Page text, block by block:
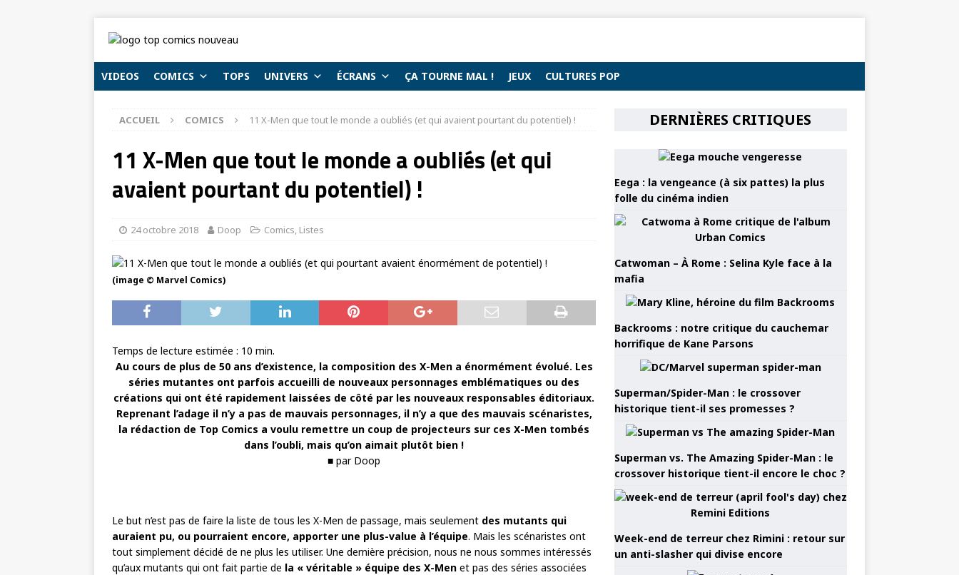
VIDEOS COMICS TOPS UNIVERS ÉCRANS ÇA TOURNE MAL ! JEUX CULTURES POP
ACCUEIL COMICS 11 X-Men que tout le monde a oubliés (et qui avaient pourtant du potentiel) !
11 X-Men que tout le monde a oubliés (et qui
avaient pourtant du potentiel) !
24 octobre 2018 Doop Comics, Listes
(image © Marvel Comics)
Temps de lecture estimée : 10 min.
Au cours de plus de 50 ans d’existence, la composition des X-Men a énormément évolué. Les
séries mutantes ont parfois accueilli de nouveaux personnages emblématiques ou des
créations qui ont été rapidement laissées de côté par les nouveaux responsables éditoriaux.
Reprenant l’adage il n’y a pas de mauvais personnages, il n’y a que des mauvais scénaristes,
la rédaction de Top Comics a voulu remettre un coup de projecteurs sur ces X-Men tombés
dans l’oubli, mais qu’on aimait plutôt bien !
■ par Doop
Le but n’est pas de faire la liste de tous les X-Men de passage, mais seulement des mutants qui
auraient pu, ou pourraient encore, apporter une plus-value à l’équipe. Mais les scénaristes ont
tout simplement décidé de ne plus les utiliser. Une dernière précision, nous ne nous sommes intéressés
qu’aux mutants qui ont fait partie de la « véritable » équipe des X-Men et pas des séries associées
DERNIÈRES CRITIQUES
Eega : la vengeance (à six pattes) la plus
folle du cinéma indien
Catwoman – À Rome : Selina Kyle face à la
mafia
Backrooms : notre critique du cauchemar
horrifique de Kane Parsons
Superman/Spider-Man : le crossover
historique tient-il ses promesses ?
Superman vs. The Amazing Spider-Man : le
crossover historique tient-il encore le choc ?
Week-end de terreur chez Rimini : retour sur
un anti-slasher qui divise encore